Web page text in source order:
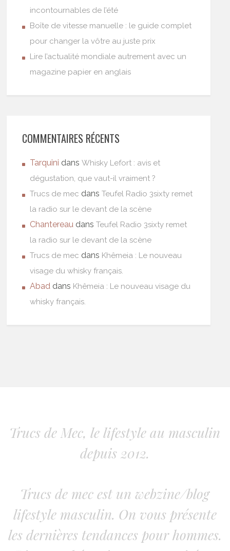
incontournables de l’été
Boîte de vitesse manuelle : le guide complet
pour changer la vôtre au juste prix
Lire l’actualité mondiale autrement avec un
magazine papier en anglais
COMMENTAIRES RÉCENTS
Tarquini dansWhisky Lefort : avis et
dégustation, que vaut-il vraiment ?
Trucs de mec dansTeufel Radio 3sixty remet
la radio sur le devant de la scène
Chantereau dansTeufel Radio 3sixty remet
la radio sur le devant de la scène
Trucs de mec dans Khêmeia : Le nouveau
visage du whisky français.
Abad dans Khêmeia : Le nouveau visage du
whisky français.
Trucs de Mec, le lifestyle au masculin
depuis 2012.
Trucs de mec est un webzine/blog
lifestyle masculin. On vous présente
les dernières tendances pour hommes.